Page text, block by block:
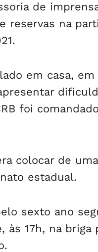
de
reservas na
em casa,
foi
colocar de
estadual.
sexto ano
17h, na briga